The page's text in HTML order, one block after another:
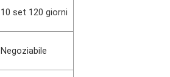
10 set 120 giorni
Negoziabile